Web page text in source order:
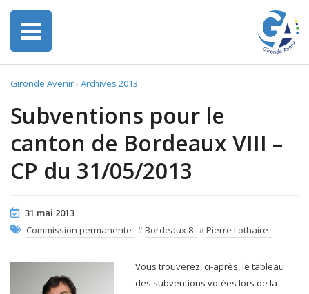
Gironde Avenir› Archives 2013 :
Subventions pour le
canton de Bordeaux VIII –
CP du 31/05/2013
31 mai 2013
Commission permanente #Bordeaux 8 #Pierre Lothaire
Vous trouverez, ci-après, le tableau
des subventions votées lors de la